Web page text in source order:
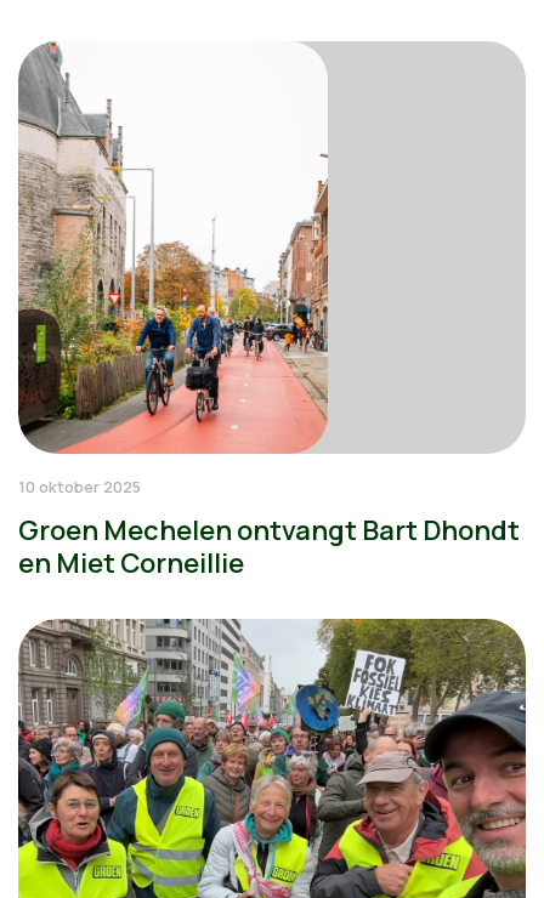
10 oktober 2025
Groen Mechelen ontvangt Bart Dhondt
en Miet Corneillie